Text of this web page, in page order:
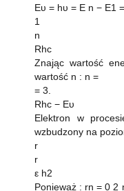
Eυ = hυ = E n − E1 =
1
n
Rhc
Znając wartość
wartość n : n =
= 3.
Rhc − Eυ
Elektron w
wzbudzony na
r
r
ε h2
Ponieważ : rn = 0 2